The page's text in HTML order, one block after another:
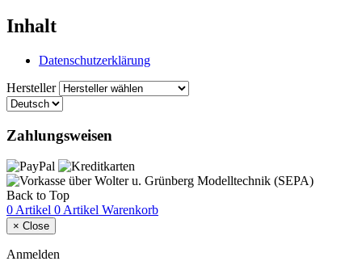
Inhalt
Datenschutzerklärung
Hersteller
Zahlungsweisen
Back to Top
0 Artikel 0 Artikel Warenkorb
× Close
Anmelden